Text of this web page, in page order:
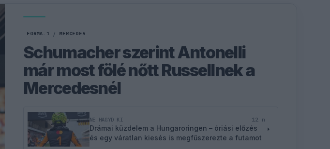
FORMA-1 / MERCEDES
Schumacher szerint Antonelli
már most fölé nőtt Russellnek a
Mercedesnél
NE HAGYD KI 12 n
Drámai küzdelem a Hungaroringen – óriási előzés
és egy váratlan kiesés is megfűszerezte a futamot